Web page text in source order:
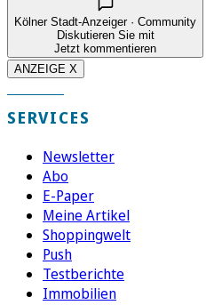
Kölner Stadt-Anzeiger · Community
Diskutieren Sie mit
Jetzt kommentieren
ANZEIGE X
SERVICES
Newsletter
Abo
E-Paper
Meine Artikel
Shoppingwelt
Push
Testberichte
Immobilien